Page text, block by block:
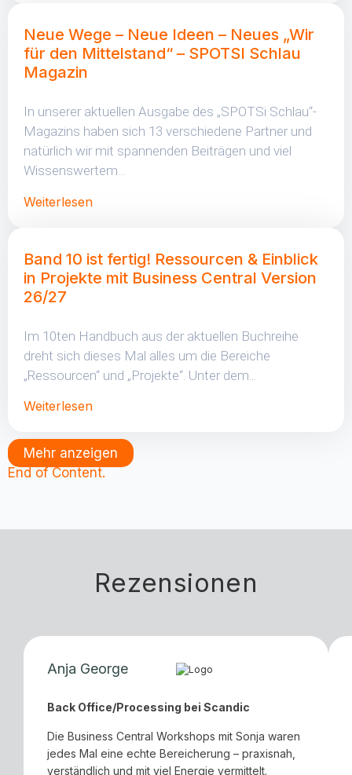
Neue Wege – Neue Ideen – Neues „Wir
für den Mittelstand“ – SPOTSI Schlau
Magazin
In unserer aktuellen Ausgabe des „SPOTSi Schlau“-
Magazins haben sich 13 verschiedene Partner und
natürlich wir mit spannenden Beiträgen und viel
Wissenswertem...
Weiterlesen
Band 10 ist fertig! Ressourcen & Einblick
in Projekte mit Business Central Version
26/27
Im 10ten Handbuch aus der aktuellen Buchreihe
dreht sich dieses Mal alles um die Bereiche
„Ressourcen“ und „Projekte“. Unter dem...
Weiterlesen
Mehr anzeigen
End of Content.
Rezensionen
Anja George
Back Office/Processing bei Scandic
Die Business Central Workshops mit Sonja waren
jedes Mal eine echte Bereicherung – praxisnah,
verständlich und mit viel Energie vermittelt.